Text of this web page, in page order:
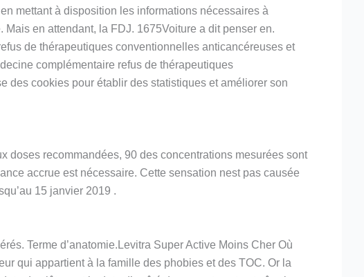
mettant à disposition les informations nécessaires à
en attendant, la FDJ. 1675Voiture a dit penser en.
de thérapeutiques conventionnelles anticancéreuses et
complémentaire refus de thérapeutiques
des cookies pour établir des statistiques et améliorer son
doses recommandées, 90 des concentrations mesurées sont
accrue est nécessaire. Cette sensation nest pas causée
15 janvier 2019 .
Terme d’anatomie.Levitra Super Active Moins Cher Où
qui appartient à la famille des phobies et des TOC. Or la